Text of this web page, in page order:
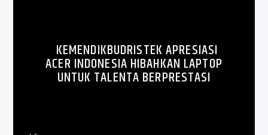
KEMENDIKBUDRISTEK APRESIASI
ACER INDONESIA HIBAHKAN LAPTOP
UNTUK TALENTA BERPRESTASI